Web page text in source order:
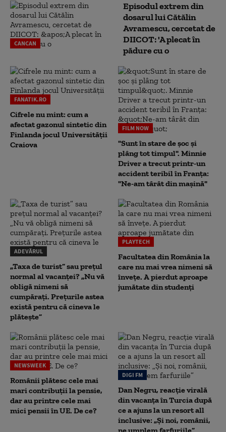
CANCAN
Episodul extrem din
dosarul lui Cătălin
Avramescu, cercetat de
DIICOT: 'A plecat în
pădure cu o
FANATIK.RO
Cifrele nu mint: cum a
afectat gazonul sintetic din
Finlanda jocul Universității
Craiova
FILM NOW
"Sunt în stare de șoc și
plâng tot timpul". Minnie
Driver a trecut printr-un
accident teribil în Franța:
"Ne-am târât din mașină"
ADEVĂRUL
„Taxa de turist” sau prețul
normal al vacanței? „Nu vă
obligă nimeni să
cumpărați. Prețurile astea
există pentru că cineva le
plătește”
PLAYTECH
Facultatea din România la
care nu mai vrea nimeni să
înveţe. A pierdut aproape
jumătate din studenţi
NEWSWEEK
Românii plătesc cele mai
mari contribuții la pensie,
dar au printre cele mai
mici pensii în UE. De ce?
DIGI FM
Dan Negru, reacție virală
din vacanța în Turcia după
ce a ajuns la un resort all
inclusive: „Și noi, românii,